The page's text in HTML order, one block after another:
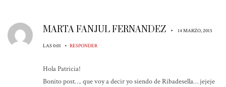
MARTA FANJUL FERNANDEZ • 14 MARZO, 2015
LAS 0:01 • RESPONDER
Hola Patricia!
Bonito post…. que voy a decir yo siendo de Ribadesella… jejeje